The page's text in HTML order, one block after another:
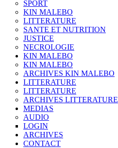
SPORT
KIN MALEBO
LITTERATURE
SANTE ET NUTRITION
JUSTICE
NECROLOGIE
KIN MALEBO
KIN MALEBO
ARCHIVES KIN MALEBO
LITTERATURE
LITTERATURE
ARCHIVES LITTERATURE
MEDIAS
AUDIO
LOGIN
ARCHIVES
CONTACT